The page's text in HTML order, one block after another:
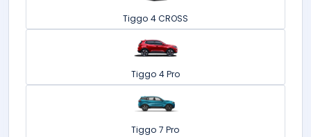
Tiggo 4 CROSS
Tiggo 4 Pro
Tiggo 7 Pro